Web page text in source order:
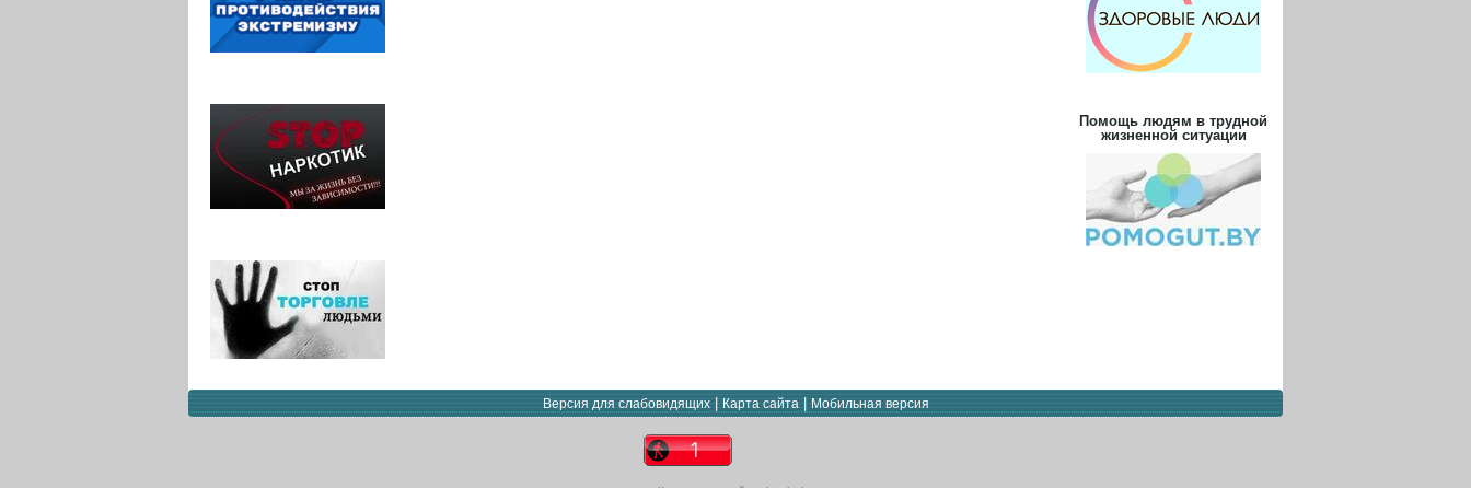
Помощь людям в трудной
жизненной ситуации
Версия для слабовидящих Карта сайта Мобильная версия